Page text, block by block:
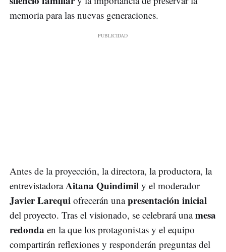
memoria para las nuevas generaciones.
Antes de la proyección, la directora, la productora, la
entrevistadoraAitana Quindimil y el moderador
Javier Larequi ofrecerán unapresentación inicial
del proyecto. Tras el visionado, se celebrará unamesa
redonda en la que los protagonistas y el equipo
compartirán reflexiones y responderán preguntas del